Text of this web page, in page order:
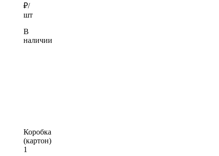
₽/
шт
В
наличии
Коробка
(картон)
1